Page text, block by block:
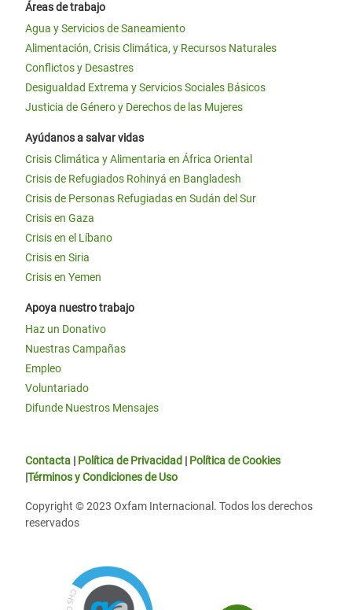
Áreas de trabajo
Agua y Servicios de Saneamiento
Alimentación, Crisis Climática, y Recursos Naturales
Conflictos y Desastres
Desigualdad Extrema y Servicios Sociales Básicos
Justicia de Género y Derechos de las Mujeres
Ayúdanos a salvar vidas
Crisis Climática y Alimentaria en África Oriental
Crisis de Refugiados Rohinyá en Bangladesh
Crisis de Personas Refugiadas en Sudán del Sur
Crisis en Gaza
Crisis en el Líbano
Crisis en Siria
Crisis en Yemen
Apoya nuestro trabajo
Haz un Donativo
Nuestras Campañas
Empleo
Voluntariado
Difunde Nuestros Mensajes
Contacta | Política de Privacidad | Política de Cookies
|Términos y Condiciones de Uso
Copyright © 2023 Oxfam Internacional. Todos los derechos
reservados